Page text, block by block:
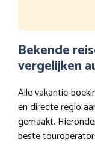
Bekende
vergelijken
Alle vakantie-
en directe regio
gemaakt.
beste